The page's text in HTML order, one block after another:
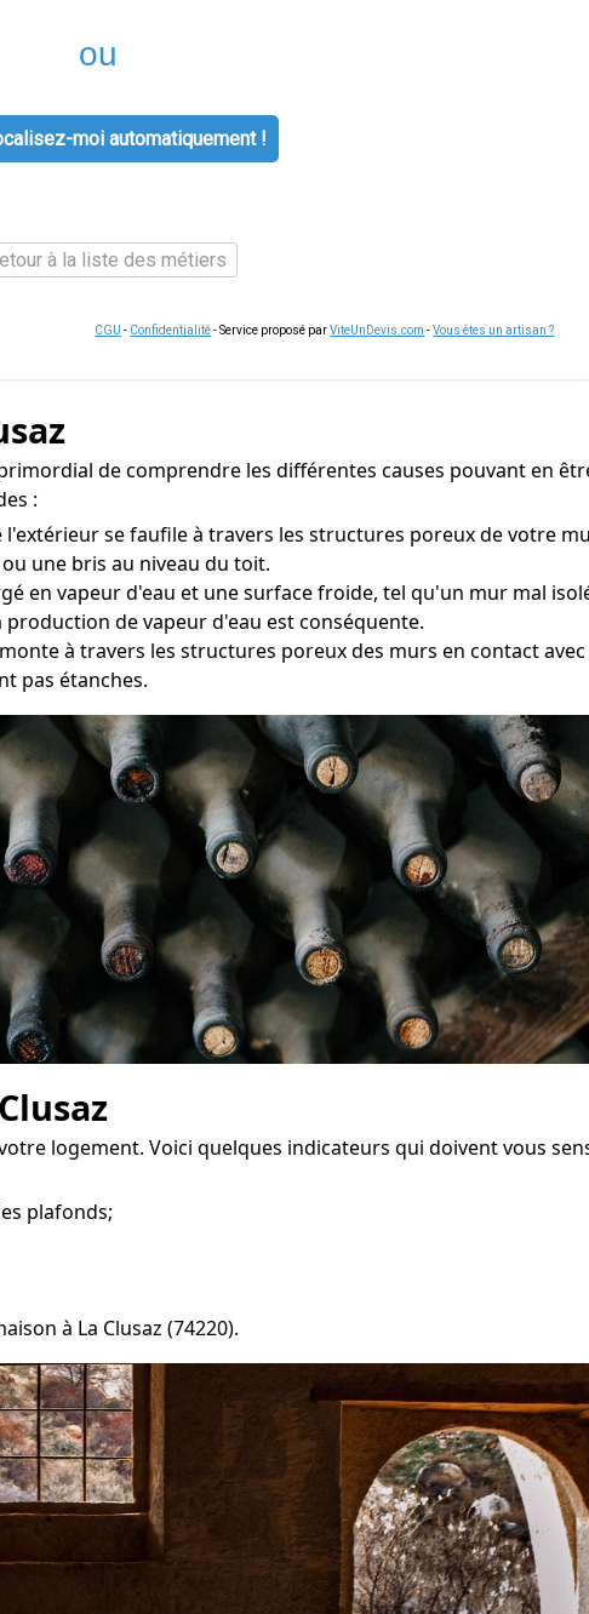
ou
moi automatiquement !
à la liste des métiers
CGU - Confidentialité- Service proposé parViteUnDevis.com -Vous êtes un artisan ?
de comprendre les différentes causes pouvant en
:
se faufile à travers les structures poreux de votre
une bris au niveau du toit.
en vapeur d'eau et une surface froide, tel qu'un mur mal
de vapeur d'eau est conséquente.
à travers les structures poreux des murs en contact avec
pas étanches.
logement. Voici quelques indicateurs qui doivent vous
plafonds;
à La Clusaz (74220).